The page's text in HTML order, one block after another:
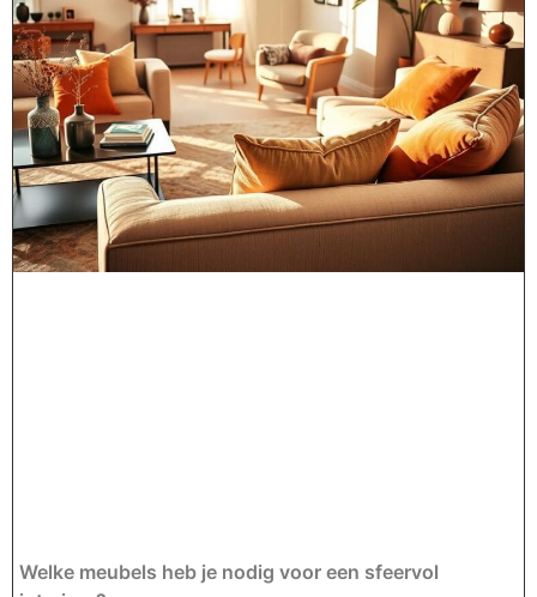
Welke meubels heb je nodig voor een sfeervol